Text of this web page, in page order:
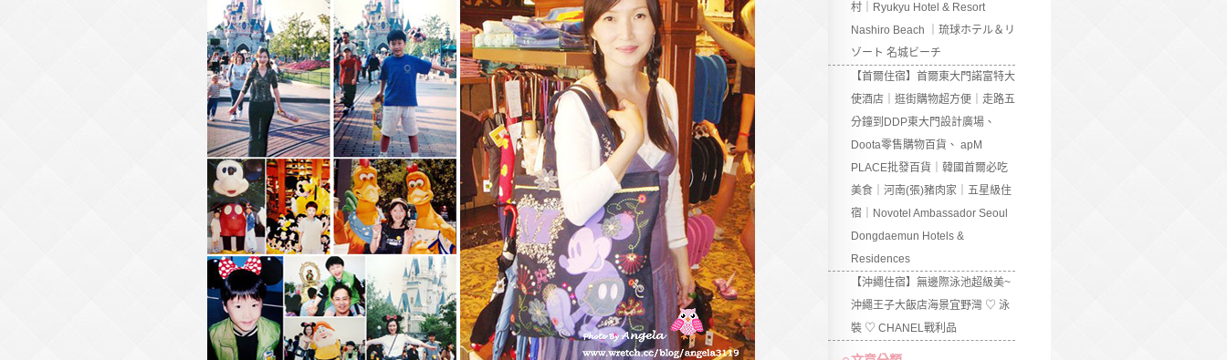
村｜Ryukyu Hotel & Resort
Nashiro Beach ｜琉球ホテル＆リ
ゾート 名城ビーチ
【首爾住宿】首爾東大門諾富特大
使酒店｜逛街購物超方便｜走路五
分鐘到DDP東大門設計廣場、
Doota零售購物百貨、 apM
PLACE批發百貨｜韓國首爾必吃
美食｜河南(張)豬肉家｜五星級住
宿｜Novotel Ambassador Seoul
Dongdaemun Hotels &
Residences
【沖繩住宿】無邊際泳池超級美~
沖繩王子大飯店海景宜野灣 ♡ 泳
裝 ♡ CHANEL戰利品